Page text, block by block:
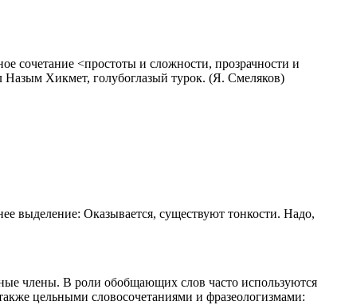
сочетание <простоты и сложности, прозрачности и
Хикмет, голубоглазый турок. (Я. Смеляков)
выделение: Оказывается, существуют тонкости. Надо,
члены. В роли обобщающих слов часто используются
цельными словосочетаниями и фразеологизмами: